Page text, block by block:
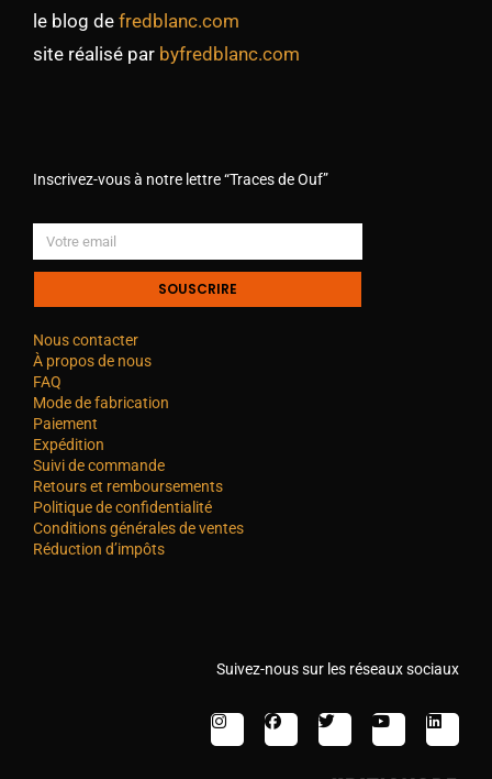
le blog de fredblanc.com
site réalisé par byfredblanc.com
Inscrivez-vous à notre lettre “Traces de Ouf”
SOUSCRIRE
Nous contacter
À propos de nous
FAQ
Mode de fabrication
Paiement
Expédition
Suivi de commande
Retours et remboursements
Politique de confidentialité
Conditions générales de ventes
Réduction d’impôts
Suivez-nous sur les réseaux sociaux